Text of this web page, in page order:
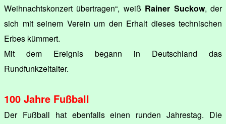
Weihnachtskonzert übertragen“, weiß Rainer Suckow, der
sich mit seinem Verein um den Erhalt dieses technischen
Erbes kümmert.
Mit dem Ereignis begann in Deutschland das
Rundfunkzeitalter.
100 Jahre Fußball
Der Fußball hat ebenfalls einen runden Jahrestag. Die